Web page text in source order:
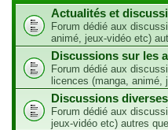
Actualités et
Forum dédié aux
animé, jeux-vidéo etc)
Discussions sur les
Forum dédié aux
licences (manga, animé,
Discussions
Forum dédié aux
jeux-vidéo etc) autres